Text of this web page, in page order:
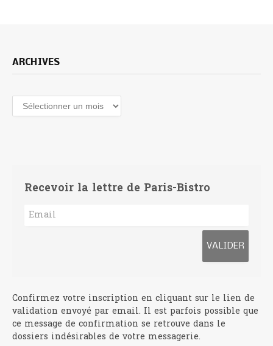
ARCHIVES
Archives
Recevoir la lettre de Paris-Bistro
Confirmez votre inscription en cliquant sur le lien de
validation envoyé par email. Il est parfois possible que
ce message de confirmation se retrouve dans le
dossiers indésirables de votre messagerie.